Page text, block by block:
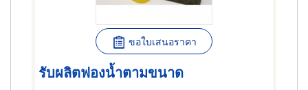
ขอใบเสนอราคา
รับผลิตฟองน้ำตามขนาด